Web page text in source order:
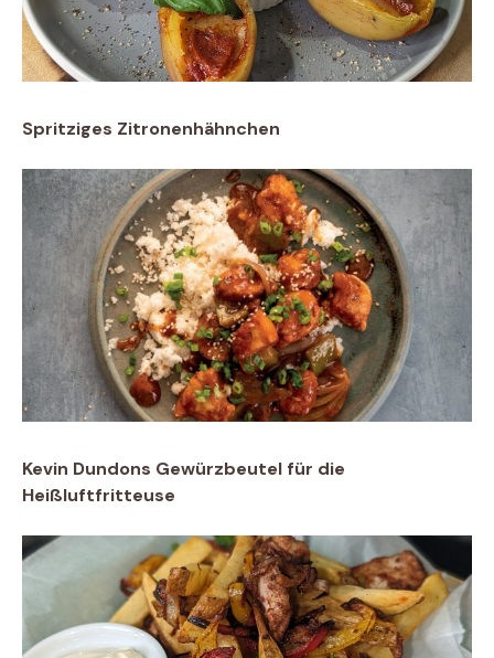
Spritziges Zitronenhähnchen
Kevin Dundons Gewürzbeutel für die
Heißluftfritteuse